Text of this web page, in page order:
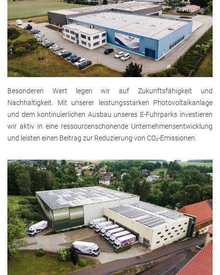
Besonderen Wert legen wir auf Zukunftsfähigkeit und
Nachhaltigkeit. Mit unserer leistungsstarken Photovoltaikanlage
und dem kontinuierlichen Ausbau unseres E-Fuhrparks investieren
wir aktiv in eine ressourcenschonende Unternehmensentwicklung
und leisten einen Beitrag zur Reduzierung von CO₂-Emissionen.